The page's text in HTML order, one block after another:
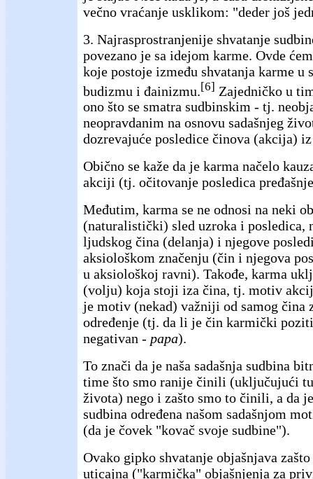
večno vraćanje usklikom: "deder još
3. Najrasprostranjenije shvatanje
povezano je sa idejom karme. Ovde
koje postoje između shvatanja karme u
budizmu i đainizmu. [6] Zajedničko u
ono što se smatra sudbinskim - tj.
neopravdanim na osnovu sadašnjeg
dozrevajuće posledice činova (akcija)
Obično se kaže da je karma načelo
akciji (tj. očitovanje posledica
Međutim, karma se ne odnosi na neki
(naturalistički) sled uzroka i posledica,
ljudskog čina (delanja) i njegove
aksiološkom značenju (čin i njegova
u aksiološkoj ravni). Takođe, karma
(volju) koja stoji iza čina, tj. motiv
je motiv (nekad) važniji od samog čina
određenje (tj. da li je čin karmički
negativan - papa).
To znači da je naša sadašnja sudbina
time što smo ranije činili (uključujući
života) nego i zašto smo to činili, a da
sudbina određena našom sadašnjom
(da je čovek "kovač svoje sudbine").
Ovako gipko shvatanje objašnjava
uticajna ("karmička" objašnjenja za